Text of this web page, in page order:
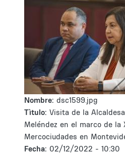
Nombre: dsc1599.jpg
Tìtulo: Visita de la
Meléndez en el marco de la
Mercociudades en
Fecha: 02/12/2022 - 10:30